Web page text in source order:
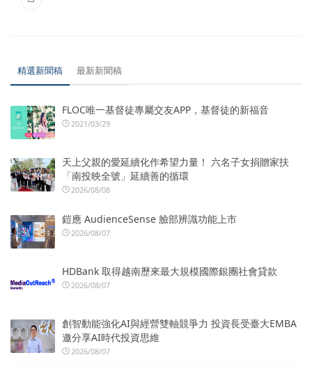
精選新聞稿 最新新聞稿
FLOC唯一基督徒專屬交友APP，基督徒的新福音
2021/03/29
天上父親的愛延續化作希望力量！ 六名子女捐贈家扶
「南投映全號」延續善的循環
2026/08/08
鎧應 AudienceSense 臉部辨識功能上市
2026/08/07
HDBank 取得越南歷來最大規模國際銀團社會貸款
2026/08/07
創智動能強化AI與經營雙軸競爭力 投資長受臺大EMBA
邀分享AI時代投資思維
2026/08/07